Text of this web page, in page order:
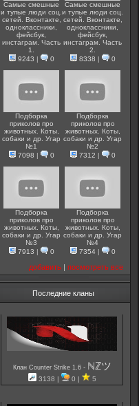
Самые смешные
и тупые люди соц.
сетей. Вконтакте,
одноклассники,
фейсбук,
инстаграм. Часть
1.
9243 | 0
Самые смешные
и тупые люди соц.
сетей. Вконтакте,
одноклассники,
фейсбук,
инстаграм. Часть
2.
8338 | 0
Подборка
приколов про
животных. Коты,
собаки и др. Угар
№1
7098 | 0
Подборка
приколов про
животных. Коты,
собаки и др. Угар
№2
7312 | 0
Подборка
приколов про
животных. Коты,
собаки и др. Угар
№3
7913 | 0
Подборка
приколов про
животных. Коты,
собаки и др. Угар
№4
7354| 0
добавить | посмотреть все
Последние кланы
Клан Counter Strike 1.6 - ℕℤツ
3138 | 0 | 5